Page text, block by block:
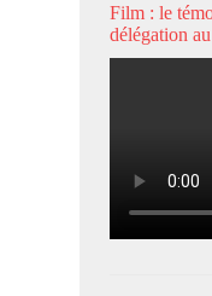
Film : le
délégation